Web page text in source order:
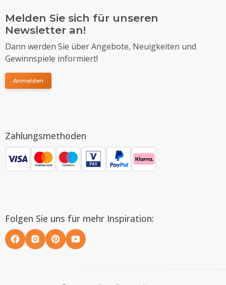
Melden Sie sich für unseren
Newsletter an!
Dann werden Sie über Angebote, Neuigkeiten und
Gewinnspiele informiert!
Anmelden
Zahlungsmethoden
Folgen Sie uns für mehr Inspiration: